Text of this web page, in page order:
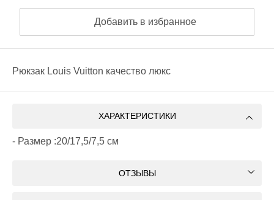
Добавить в избранное
Рюкзак Louis Vuitton качество люкс
ХАРАКТЕРИСТИКИ
- Размер :20/17,5/7,5 см
ОТЗЫВЫ